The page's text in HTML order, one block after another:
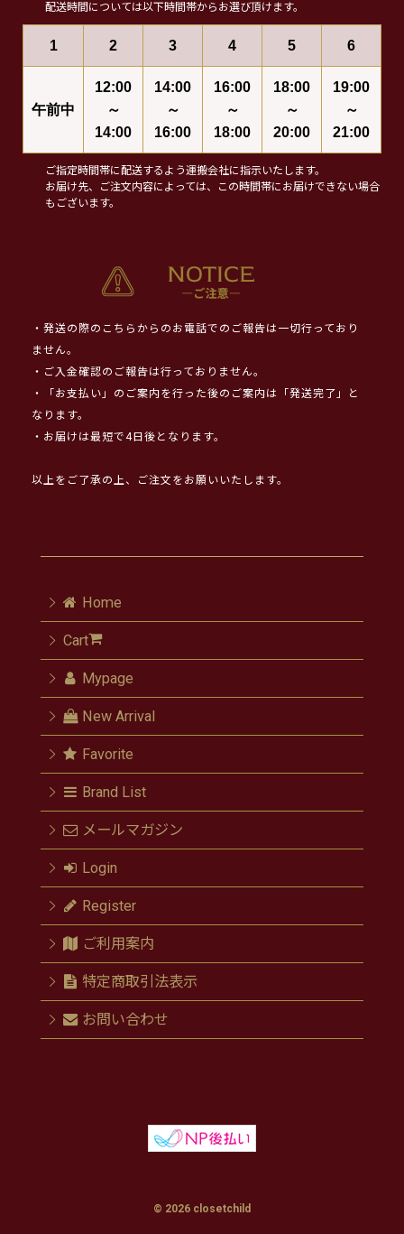
配送時間については以下時間帯からお選び頂けます。
1 2 3 4 5 6
午前中
12:00
～
14:00
14:00
～
16:00
16:00
～
18:00
18:00
～
20:00
19:00
～
21:00
ご指定時間帯に配送するよう運搬会社に指示いたします。
お届け先、ご注文内容によっては、この時間帯にお届けできない場合
もございます。
・発送の際のこちらからのお電話でのご報告は一切行っており
ません。
・ご入金確認のご報告は行っておりません。
・「お支払い」のご案内を行った後のご案内は「発送完了」と
なります。
・お届けは最短で4日後となります。
以上をご了承の上、ご注文をお願いいたします。
Home
Cart
Mypage
New Arrival
Favorite
Brand List
メールマガジン
Login
Register
ご利用案内
特定商取引法表示
お問い合わせ
© 2026 closetchild